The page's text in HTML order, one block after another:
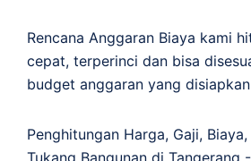
Rencana Anggaran Biaya kami
cepat, terperinci dan bisa
budget anggaran yang
Penghitungan Harga, Gaji, Biaya,
Tukang Bangunan di Tangerang